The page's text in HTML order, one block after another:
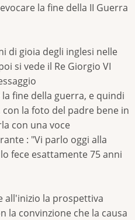
la fine della II Guerra
di gioia degli inglesi nelle
si vede il Re Giorgio VI
fine della guerra, e quindi
la foto del padre bene in
con una voce
: "Vi parlo oggi alla
fece esattamente 75 anni
all'inizio la prospettiva
la convinzione che la causa